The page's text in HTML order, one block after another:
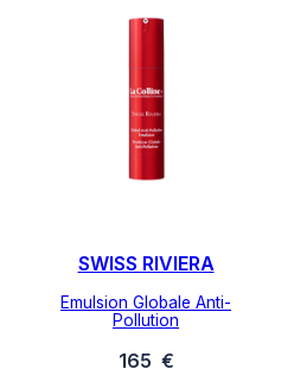
SWISS RIVIERA
Emulsion Globale Anti-
Pollution
165 €